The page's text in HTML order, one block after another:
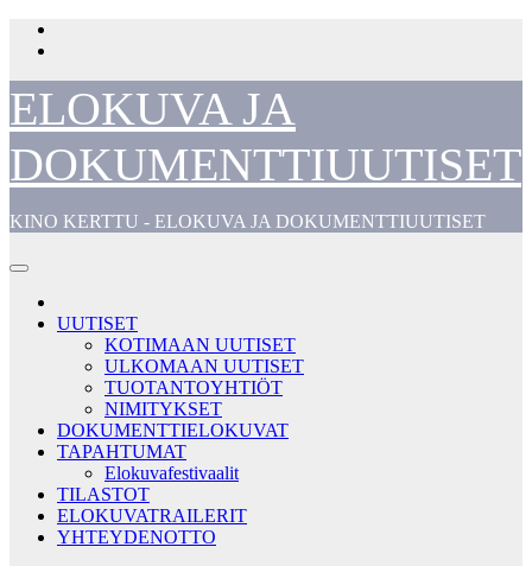
Skip
ELOKUVA JA
DOKUMENTTIUUTISET
KINO KERTTU - ELOKUVA JA DOKUMENTTIUUTISET
UUTISET
KOTIMAAN UUTISET
ULKOMAAN UUTISET
TUOTANTOYHTIÖT
NIMITYKSET
DOKUMENTTIELOKUVAT
TAPAHTUMAT
Elokuvafestivaalit
TILASTOT
ELOKUVATRAILERIT
YHTEYDENOTTO